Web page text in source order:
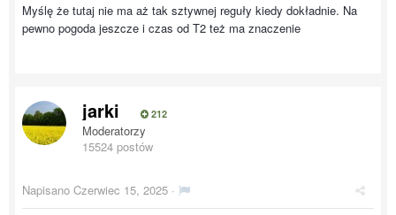
Myślę że tutaj nie ma aż tak sztywnej reguły kiedy dokładnie. Na
pewno pogoda jeszcze i czas od T2 też ma znaczenie
jarki 212
Moderatorzy
15524 postów
Napisano Czerwiec 15, 2025 ·